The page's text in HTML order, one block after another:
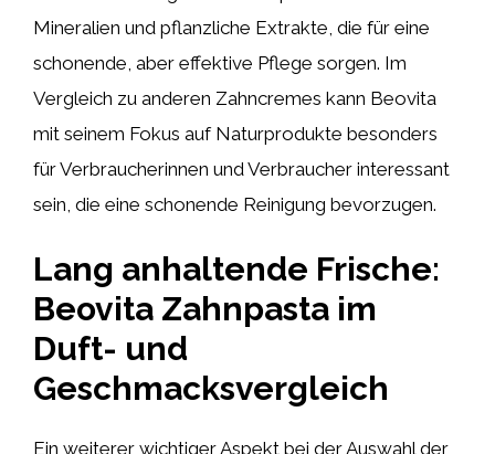
Mineralien und pflanzliche Extrakte, die für eine
schonende, aber effektive Pflege sorgen. Im
Vergleich zu anderen Zahncremes kann Beovita
mit seinem Fokus auf Naturprodukte besonders
für Verbraucherinnen und Verbraucher interessant
sein, die eine schonende Reinigung bevorzugen.
Lang anhaltende Frische:
Beovita Zahnpasta im
Duft- und
Geschmacksvergleich
Ein weiterer wichtiger Aspekt bei der Auswahl der